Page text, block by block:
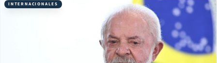
INTERNACIONALES